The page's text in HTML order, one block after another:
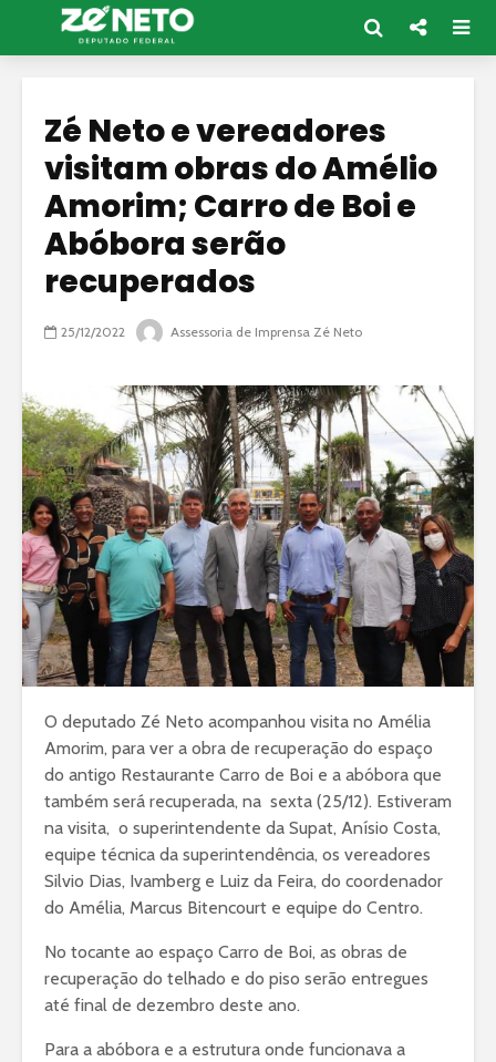
Zé Neto e vereadores
visitam obras do Amélio
Amorim; Carro de Boi e
Abóbora serão
recuperados
25/12/2022 Assessoria de Imprensa Zé Neto
O deputado Zé Neto acompanhou visita no Amélia
Amorim, para ver a obra de recuperação do espaço
do antigo Restaurante Carro de Boi e a abóbora que
também será recuperada, na sexta (25/12). Estiveram
na visita, o superintendente da Supat, Anísio Costa,
equipe técnica da superintendência, os vereadores
Silvio Dias, Ivamberg e Luiz da Feira, do coordenador
do Amélia, Marcus Bitencourt e equipe do Centro.
No tocante ao espaço Carro de Boi, as obras de
recuperação do telhado e do piso serão entregues
até final de dezembro deste ano.
Para a abóbora e a estrutura onde funcionava a